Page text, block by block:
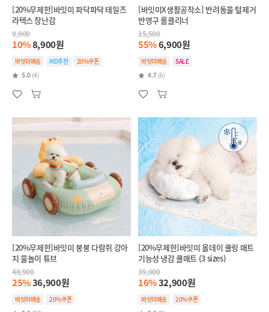
[20%무제한]바잇미 파닥파닥 테일즈
라텍스 장난감
9,900
10%8,900원
바잇미배송 MD추천
20%쿠폰
5.0 (4)
[바잇미X생활공작소] 반려동물 털제거
반영구 롤클리너
15,500
55%6,900원
바잇미배송
SALE
4.7 (6)
[20%무제한]바잇미 붕붕 다람쥐 강아
지 물놀이 튜브
48,900
25%36,900원
바잇미배송
20%쿠폰
[20%무제한]바잇미 올데이 쿨링 매트
기능성 냉감 쿨매트 (3 sizes)
39,000
16%32,900원
바잇미배송
20%쿠폰